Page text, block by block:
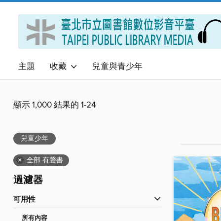
主題 收藏 兒童與青少年
顯示 1,000 結果的 1-24
兒童少年
× 全部 有聲書
過濾器
可用性
所有內容